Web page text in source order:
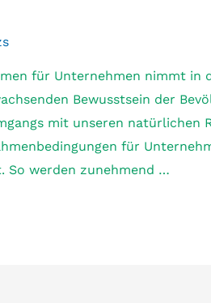
für Unternehmen nimmt in
Bewusstsein der
mit unseren natürlichen
für
So werden zunehmend …